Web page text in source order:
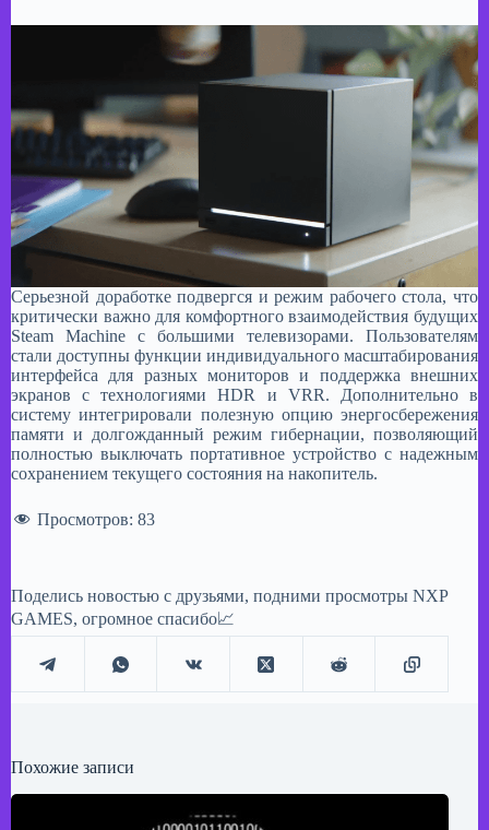
Серьезной доработке подвергся и режим рабочего стола, что
критически важно для комфортного взаимодействия будущих
Steam Machine с большими телевизорами. Пользователям
стали доступны функции индивидуального масштабирования
интерфейса для разных мониторов и поддержка внешних
экранов с технологиями HDR и VRR. Дополнительно в
систему интегрировали полезную опцию энергосбережения
памяти и долгожданный режим гибернации, позволяющий
полностью выключать портативное устройство с надежным
сохранением текущего состояния на накопитель.
Просмотров: 83
Поделись новостью с друзьями, подними просмотры NXP
GAMES, огромное спасибо📈
Похожие записи